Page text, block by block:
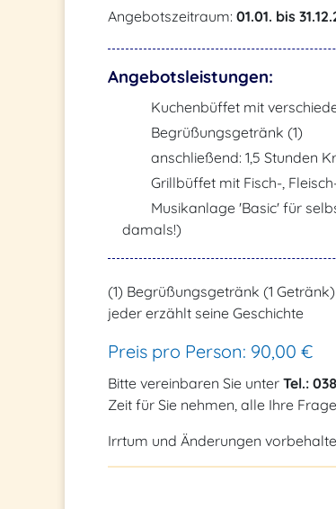
Angebotszeitraum: 01.01. bis
Angebotsleistungen:
Kuchenbüffet mit
Begrüßungsgetränk (1)
anschließend: 1,5 Stunden
Grillbüffet mit Fisch-,
Musikanlage 'Basic' für
damals!)
(1) Begrüßungsgetränk (1
jeder erzählt seine Geschichte
Preis pro Person: 90,00 €
Bitte vereinbaren Sie unter Tel.:
Zeit für Sie nehmen, alle Ihre
Irrtum und Änderungen